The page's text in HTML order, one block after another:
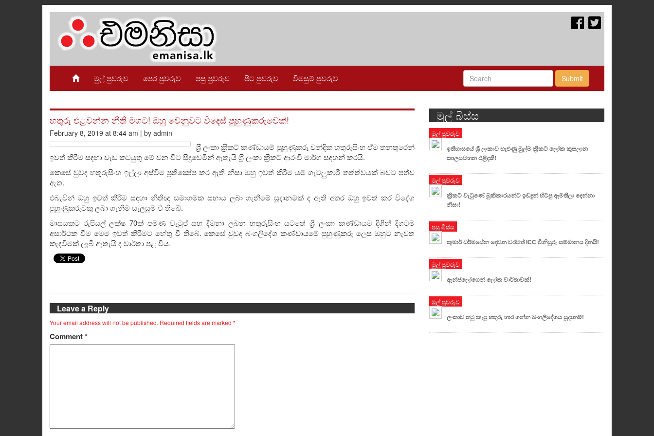
මුල් පුවරුව පෙර පුවරුව පසු පුවරුව පිට පුවරුව විමසුම් පුවරුව Submit
හතුරු එළවන්න නීති මගට! ඔහු වෙනුවට විදෙස් පුහුණුකරුවෙක්!
February 8, 2019 at 8:44 am | by admin
ශ‍්‍රී ලංකා ක‍්‍රිකට් කණ්ඩායම් පුහුණුකරු චන්දික හතුරුසිංහ ඒම තනතුරෙන්
ඉවත් කිරීම සඳහා වැඩ කටයුතු මේ වන විට සිදුවෙමින් ඇතැයි ශ‍්‍රී ලංකා ක‍්‍රිකට් ආරංචි මාර්ග සඳහන් කරයි.
කෙසේ වුවද හතුරුසිංහ ඉල්ලා අස්වීම ප‍්‍රතික්‍ෂේප කර ඇති නිසා ඔහු ඉවත් කිරීම යම් ගැටලුකාරී තත්ත්වයක් බවට පත්ව
ඇත.
එබැවින් ඔහු ඉවත් කිරීම සඳහා නීතීඥ සමාගමක සහාය ලබා ගැනීමේ සූදානමක් ද ඇති අතර ඔහු ඉවත් කර විදේශ
පුහුණුකරුවකු ලබා ගැනීම සැලසුම වී තිබේ.
මාසයකට රුපියල් ලක්ෂ 70ක් පමණ වැටුප් සහ දීමනා ලබන හතුරුසිංහ යටතේ ශ්‍රී ලංකා කණ්ඩායම දිගින් දිගටම
අසාර්ථක වීම මෙම ඉවත් කිරීමට හේතු වී තිබේ. කෙසේ වුවද බංගලිදේශ කණ්ඩායමේ පුහුණුකරු ලෙස ඔහුට නැවත
කැඳවීමක් ලැබී ඇතැයි ද වාර්තා පළ විය.
Leave a Reply
Your email address will not be published. Required fields are marked *
Comment*
මුල් බිස්ස
මුල් පුවරුව
ඉතිහාසයේ ශ්‍රී ලංකාව හැළුණු මුල්ම ක්‍රිකට් ලෝක කුසලාන
කාලසටහන එළිදකී!
මුල් පුවරුව
ක්‍රිකට් වැටුණේ බුකිකාරයන්ට ඉඩදුන් හිටපු ඇමතිලා දෙන්නා
නිසා!
පසු බිස්ස
කුමාර් ධර්මසේන දෙවන වරටත් ICC විනිසුරු සම්මානය දිනයි!
මුල් පුවරුව
ඇන්ජලෝගෙන් ලෝක වාර්තාවක්!
මුල් පුවරුව
ලංකාව තටු කැපූ හතුරු භාර ගන්න බංගලිදේශය සූදානම්!